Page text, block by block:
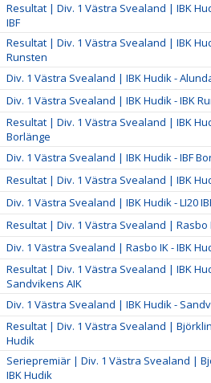
Resultat | Div. 1 Västra Svealand | IBK
IBF
Resultat | Div. 1 Västra Svealand | IBK
Runsten
Div. 1 Västra Svealand | IBK Hudik -
Div. 1 Västra Svealand | IBK Hudik - IBK
Resultat | Div. 1 Västra Svealand | IBK
Borlänge
Div. 1 Västra Svealand | IBK Hudik - IBF
Resultat | Div. 1 Västra Svealand | IBK
Div. 1 Västra Svealand | IBK Hudik - LI20
Resultat | Div. 1 Västra Svealand | Rasbo
Div. 1 Västra Svealand | Rasbo IK - IBK
Resultat | Div. 1 Västra Svealand | IBK
Sandvikens AIK
Div. 1 Västra Svealand | IBK Hudik -
Resultat | Div. 1 Västra Svealand |
Hudik
Seriepremiär | Div. 1 Västra Svealand |
IBK Hudik